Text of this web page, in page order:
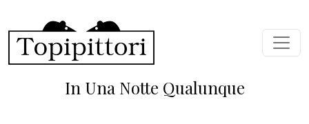
In Una Notte Qualunque